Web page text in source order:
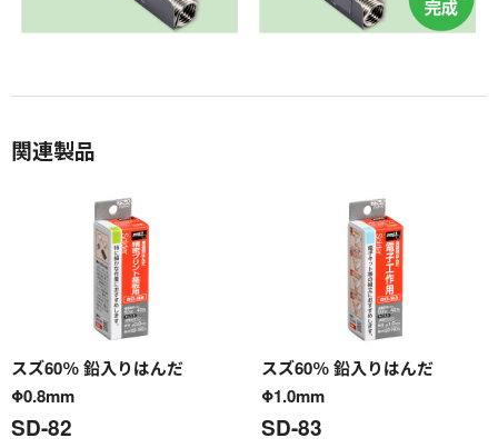
関連製品
スズ60％ 鉛入りはんだ
Φ0.8mm
SD-82
スズ60％ 鉛入りはんだ
Φ1.0mm
SD-83